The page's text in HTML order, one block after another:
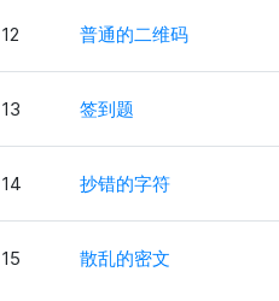
12 普通的二维码
13 签到题
14 抄错的字符
15 散乱的密文